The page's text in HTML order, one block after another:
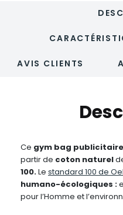
AVIS CLIENTS
Ce gym bag publicitaire
partir de coton naturel
100.Le standard 100 de
humano-écologiques :
pour l’Homme et